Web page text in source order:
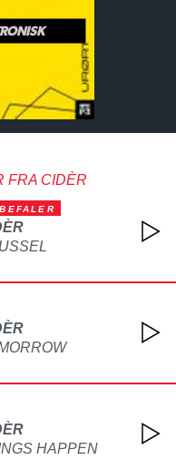
FRA CIDÈR
HAPPEN